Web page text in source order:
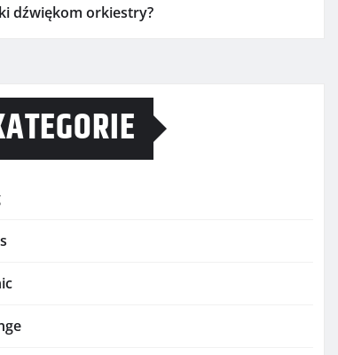
dźwiękom orkiestry?